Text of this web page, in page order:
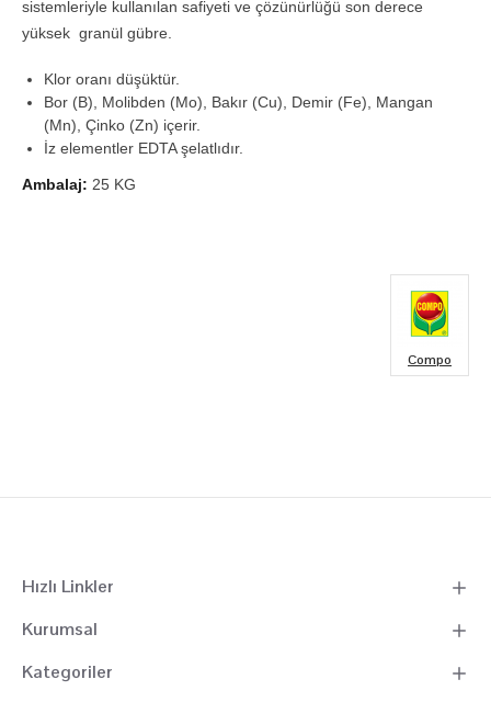
sistemleriyle kullanılan safiyeti ve çözünürlüğü son derece
yüksek granül gübre.
Klor oranı düşüktür.
Bor (B), Molibden (Mo), Bakır (Cu), Demir (Fe), Mangan
(Mn), Çinko (Zn) içerir.
İz elementler EDTA şelatlıdır.
Ambalaj: 25 KG
Compo
Hızlı Linkler
Kurumsal
Kategoriler